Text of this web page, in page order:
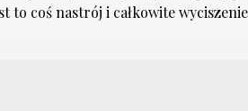
to coś nastrój i całkowite